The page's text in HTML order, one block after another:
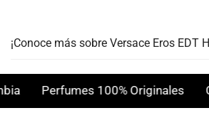
¡Conoce más sobre Versace Eros EDT
Perfumes 100% Originales